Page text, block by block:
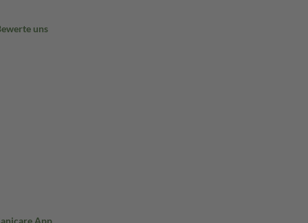
uns
App